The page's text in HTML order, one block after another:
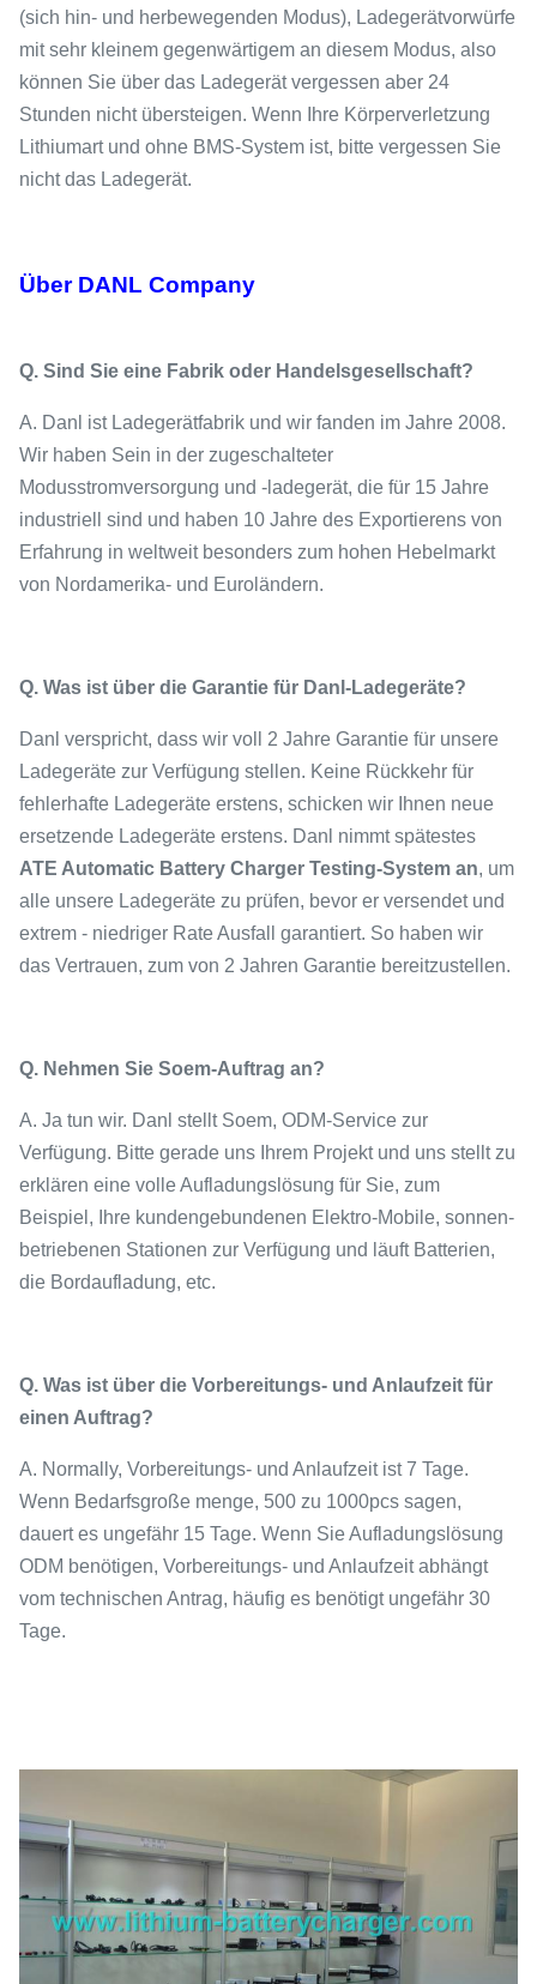
(sich hin- und herbewegenden Modus), Ladegerätvorwürfe
mit sehr kleinem gegenwärtigem an diesem Modus, also
können Sie über das Ladegerät vergessen aber 24
Stunden nicht übersteigen. Wenn Ihre Körperverletzung
Lithiumart und ohne BMS-System ist, bitte vergessen Sie
nicht das Ladegerät.
Über DANL Company
Q. Sind Sie eine Fabrik oder Handelsgesellschaft?
A. Danl ist Ladegerätfabrik und wir fanden im Jahre 2008.
Wir haben Sein in der zugeschalteter
Modusstromversorgung und -ladegerät, die für 15 Jahre
industriell sind und haben 10 Jahre des Exportierens von
Erfahrung in weltweit besonders zum hohen Hebelmarkt
von Nordamerika- und Euroländern.
Q. Was ist über die Garantie für Danl-Ladegeräte?
Danl verspricht, dass wir voll 2 Jahre Garantie für unsere
Ladegeräte zur Verfügung stellen. Keine Rückkehr für
fehlerhafte Ladegeräte erstens, schicken wir Ihnen neue
ersetzende Ladegeräte erstens. Danl nimmt spätestes
ATE Automatic Battery Charger Testing-System an, um
alle unsere Ladegeräte zu prüfen, bevor er versendet und
extrem - niedriger Rate Ausfall garantiert. So haben wir
das Vertrauen, zum von 2 Jahren Garantie bereitzustellen.
Q. Nehmen Sie Soem-Auftrag an?
A. Ja tun wir. Danl stellt Soem, ODM-Service zur
Verfügung. Bitte gerade uns Ihrem Projekt und uns stellt zu
erklären eine volle Aufladungslösung für Sie, zum
Beispiel, Ihre kundengebundenen Elektro-Mobile, sonnen-
betriebenen Stationen zur Verfügung und läuft Batterien,
die Bordaufladung, etc.
Q. Was ist über die Vorbereitungs- und Anlaufzeit für
einen Auftrag?
A. Normally, Vorbereitungs- und Anlaufzeit ist 7 Tage.
Wenn Bedarfsgroße menge, 500 zu 1000pcs sagen,
dauert es ungefähr 15 Tage. Wenn Sie Aufladungslösung
ODM benötigen, Vorbereitungs- und Anlaufzeit abhängt
vom technischen Antrag, häufig es benötigt ungefähr 30
Tage.